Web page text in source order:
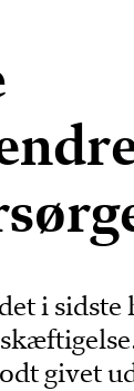
i sidste
givet